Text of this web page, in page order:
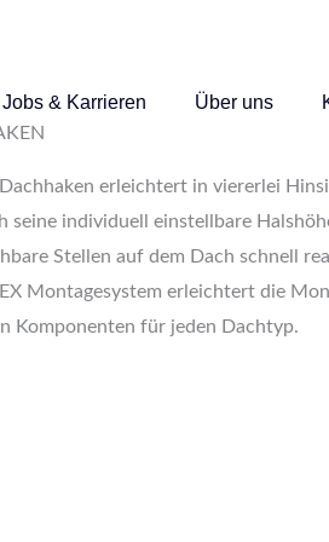
Jobs & Karrieren Über uns
Dachhaken​ erleichtert in viererlei
seine individuell einstellbare
Stellen auf dem Dach schnell
Montagesystem erleichtert die
Komponenten für jeden Dachtyp.